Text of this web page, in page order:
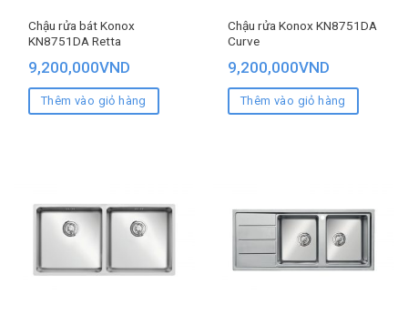
Chậu rửa bát Konox
KN8751DA Retta
9,200,000VND
Thêm vào giỏ hàng
Chậu rửa Konox KN8751DA
Curve
9,200,000VND
Thêm vào giỏ hàng